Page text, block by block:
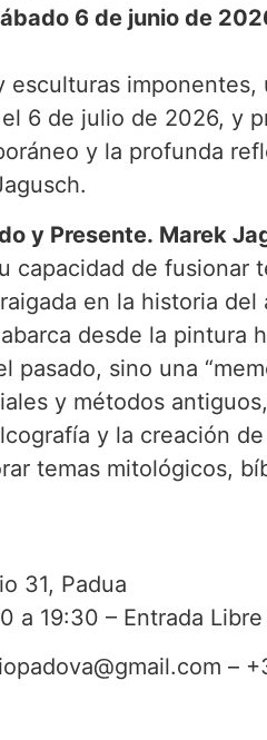
6 de junio de
esculturas imponentes,
6 de julio de 2026, y
y la profunda
y Presente. Marek
capacidad de fusionar
en la historia del
desde la pintura
sino una
y métodos
y la creación
temas mitológicos,
31, Padua
a 19:30 – Entrada Libre
–